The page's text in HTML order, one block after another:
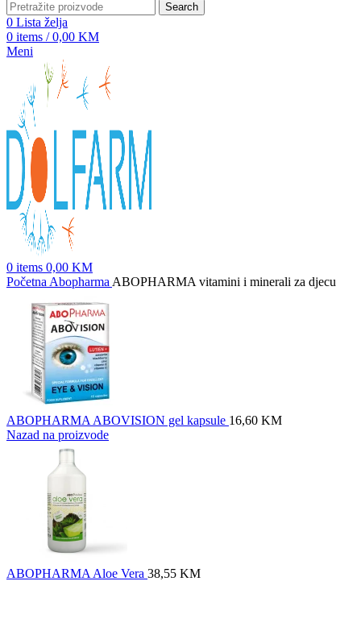
Search
0 Lista želja
0 items / 0,00 KM
Meni
0 items 0,00 KM
Početna Abopharma ABOPHARMA vitamini i minerali za djecu
ABOPHARMA ABOVISION gel kapsule 16,60 KM
Nazad na proizvode
ABOPHARMA Aloe Vera 38,55 KM